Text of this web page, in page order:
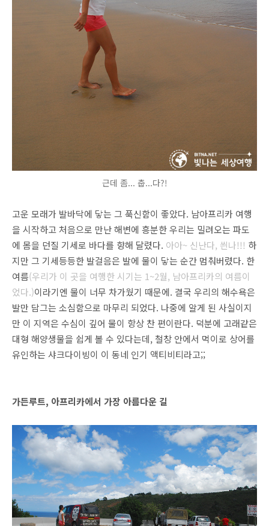
근데 좀... 춥...다?!
고운 모래가 발바닥에 닿는 그 푹신함이 좋았다. 남아프리카 여행
을 시작하고 처음으로 만난 해변에 흥분한 우리는 밀려오는 파도
에 몸을 던질 기세로 바다를 향해 달렸다. 아아~ 신난다, 씐나!!! 하
지만 그 기세등등한 발걸음은 발에 물이 닿는 순간 멈춰버렸다. 한
여름(우리가 이 곳을 여행한 시기는 1~2월, 남아프리카의 여름이
었다.)이라기엔 물이 너무 차가웠기 때문에. 결국 우리의 해수욕은
발만 담그는 소심함으로 마무리 되었다. 나중에 알게 된 사실이지
만 이 지역은 수심이 깊어 물이 항상 찬 편이란다. 덕분에 고래같은
대형 해양생물을 쉽게 볼 수 있다는데, 철창 안에서 먹이로 상어를
유인하는 샤크다이빙이 이 동네 인기 액티비티라고;;
가든루트, 아프리카에서 가장 아름다운 길